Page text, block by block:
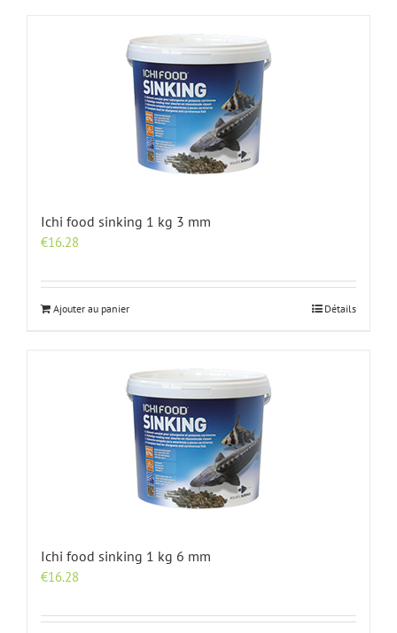
Ichi food sinking 1 kg 3 mm
€16.28
Ajouter au panier Détails
Ichi food sinking 1 kg 6 mm
€16.28